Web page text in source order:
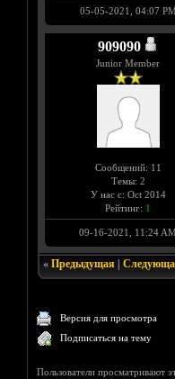
05-05-2021, 04:07
909090
Junior Member
Сообщений: 11
Темы: 2
У нас с: Oct 2014
Рейтинг: 1
09-16-2021, 11:24
« Предыдущая|
Версия для просмотра
Подписаться на тему
Пользователи просматривают